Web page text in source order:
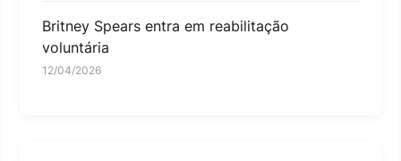
Britney Spears entra em reabilitação
voluntária
12/04/2026